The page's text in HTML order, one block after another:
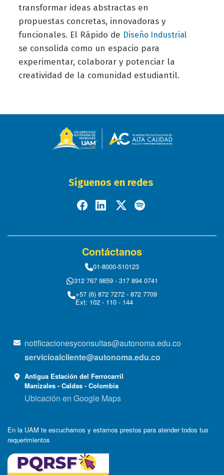
transformar ideas abstractas en
propuestas concretas, innovadoras y
funcionales. El Rápido de Diseño Industrial
se consolida como un espacio para
experimentar, colaborar y potenciar la
creatividad de la comunidad estudiantil.
Síguenos en redes
Contáctanos
01-8000-510123
312 767 9859 - 317 894 0741
+57 (6) 872 7272 - 872 7709
Ext: 102 - 110 - 144
notificacionesyconsultas@autonoma.edu.co
servicioalcliente@autonoma.edu.co
Antigua Estación del Ferrocarril
Manizales - Caldas - Colombia
Ubicación en Google Maps
En la UAM te escuchamos y estamos prestos para atender todos tus
requerimientos